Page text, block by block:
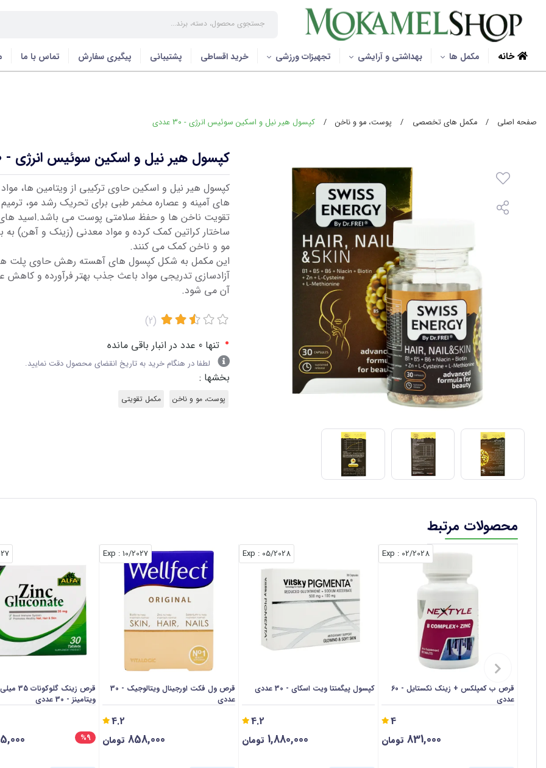
خانه مکمل ها بهداشتی و آرایشی تجهیزات ورزشی خرید اقساطی پشتیبانی پیگیری سفارش تماس با ما
صفحه اصلی / مکمل های تخصصی / پوست، مو و ناخن / کپسول هیر نیل و اسکین سوئیس انرژی - 30 عددی
کپسول هیر نیل و اسکین سوئیس انرژی - 30 عددی
کپسول هیر نیل و اسکین حاوی ترکیبی از ویتامین ها،
های آمینه و عصاره مخمر طبی برای تحریک رشد مو، ترمیم
تقویت ناخن ها و حفظ سلامتی پوست می باشد.اسید های
ساختار کراتین کمک کرده و مواد معدنی (زینک و آهن) به
مو و ناخن کمک می کنند.
این مکمل به شکل کپسول های آهسته رهش حاوی پلت
آزادسازی تدریجی مواد باعث جذب بهتر فرآورده و کاهش
آن می شود.
(2)
• تنها 0 عدد در انبار باقی مانده
لطفا در هنگام خرید به تاریخ انقضای محصول دقت نمایید.
بخشها :
پوست، مو و ناخن مکمل تقویتی
محصولات مرتبط
02/2028
: Exp
قرص ب کمپلکس + زینک نکستایل - 60
عددی
4
831,000 تومان
05/2028
: Exp
کپسول پیگمنتا ویت اسکای - 30 عددی
4.2
1,880,000 تومان
10/2027
: Exp
قرص ول فکت اورجینال ویتالوجیک - 30
عددی
4.2
858,000 تومان
قرص زینک
ویتامینز - 30 عددی
%9